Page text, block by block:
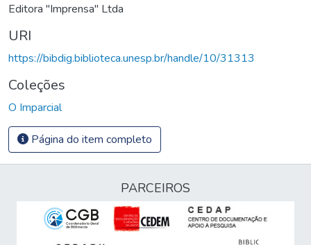
Editora "Imprensa" Ltda
URI
https://bibdig.biblioteca.unesp.br/handle/10/31313
Coleções
O Imparcial
Página do item completo
PARCEIROS